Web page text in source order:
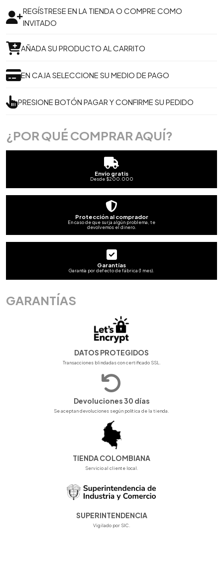
REGÍSTRESE EN LA TIENDA O COMPRE COMO
INVITADO
AÑADA SU PRODUCTO AL CARRITO
EN CAJA SELECCIONE SU MEDIO DE PAGO
PRESIONE BOTÓN PAGAR Y CONFIRME SU PEDIDO
¿POR QUÉ COMPRAR AQUÍ?
Envío gratis
Desde $200.000
Protección al comprador
En caso de que surja algún problema, te
devolvemos el dinero.
Garantías
Garantía por defecto de fábrica (1 mes).
GARANTÍAS
DATOS PROTEGIDOS
Transacciones blindadas con certificado SSL.
Devoluciones 30 días
Se aceptan devoluciones según política de la tienda.
TIENDA COLOMBIANA
Servicio al cliente local.
SUPERINTENDENCIA
Vigilado por SIC.